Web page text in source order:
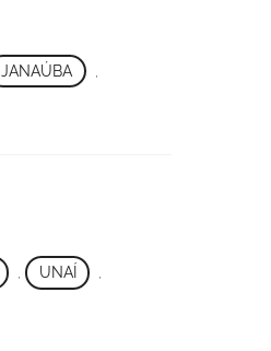
JANAÚBA
, UNAÍ ,